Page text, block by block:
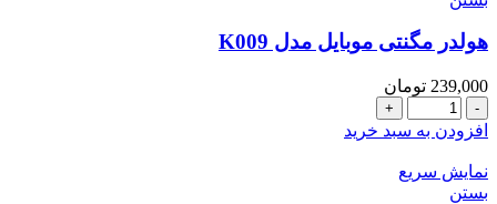
هولدر مگنتی موبایل مدل K009
239,000 تومان
هولدر
مگنتی
مدل
K009
افزودن به سبد خرید
نمایش سریع
بستن